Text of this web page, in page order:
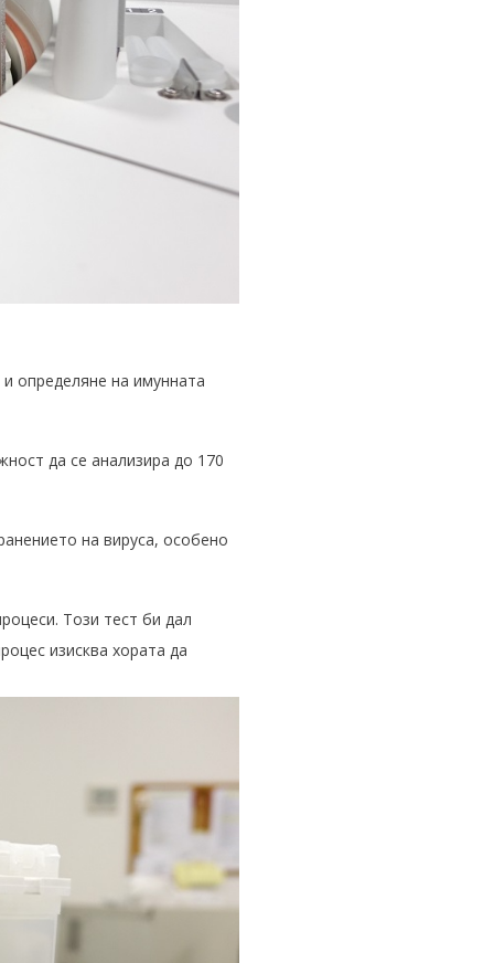
определяне на имунната
да се анализира до 170
на вируса, особено
Този тест би дал
изисква хората да